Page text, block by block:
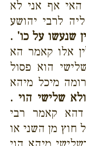
אף אני לא
לרבי יהושע
שנעשו על כו' .
אלו קאמר הא
הוא פסול
מיכל מיהא
שלישי הוי .
דהא קאמר רבי
חוץ מן השני או